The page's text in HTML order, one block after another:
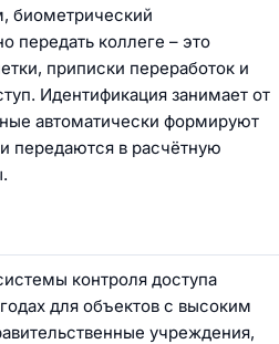
биометрический
передать коллеге – это
приписки переработок и
Идентификация занимает от
автоматически формируют
передаются в расчётную
контроля доступа
для объектов с высоким
учреждения,